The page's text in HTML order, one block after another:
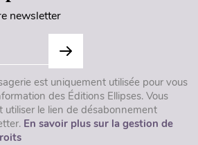
newsletter
est uniquement utilisée pour vous
des Éditions Ellipses. Vous
utiliser le lien de désabonnement
En savoir plus sur la gestion de